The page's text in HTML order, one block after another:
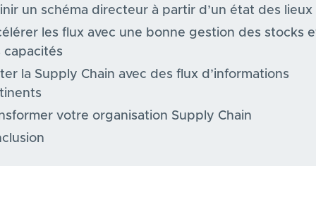
un schéma directeur à partir d’un état des lieux
les flux avec une bonne gestion des stocks
capacités
la Supply Chain avec des flux d’informations
votre organisation Supply Chain